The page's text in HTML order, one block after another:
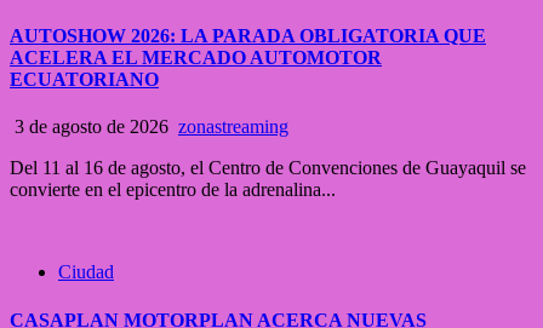
AUTOSHOW 2026: LA PARADA OBLIGATORIA QUE
ACELERA EL MERCADO AUTOMOTOR
ECUATORIANO
3 de agosto de 2026 zonastreaming
Del 11 al 16 de agosto, el Centro de Convenciones de Guayaquil se
convierte en el epicentro de la adrenalina...
Ciudad
CASAPLAN MOTORPLAN ACERCA NUEVAS